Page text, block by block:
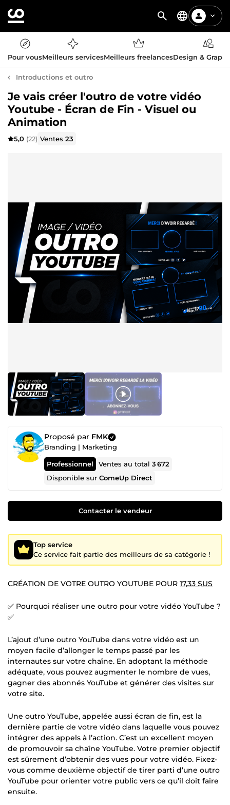
Pour vousMeilleurs servicesMeilleurs freelancesDesign &
Introductions et outro
Je vais créer l'outro de votre vidéo
Youtube - Écran de Fin - Visuel ou
Animation
5,0 (22) Ventes23
Proposé par FMK
Branding | Marketing
Professionnel Ventes au total3 672
Disponible surComeUp Direct
Contacter le vendeur
Top service
Ce service fait partie des meilleurs de sa catégorie !
CRÉATION DE VOTRE OUTRO YOUTUBE POUR 17,33 $US
✅ Pourquoi réaliser une outro pour votre vidéo YouTube ?
✅
L’ajout d’une outro YouTube dans votre vidéo est un
moyen facile d’allonger le temps passé par les
internautes sur votre chaîne. En adoptant la méthode
adéquate, vous pouvez augmenter le nombre de vues,
gagner des abonnés YouTube et générer des visites sur
votre site.
Une outro YouTube, appelée aussi écran de fin, est la
dernière partie de votre vidéo dans laquelle vous pouvez
intégrer des appels à l’action. C’est un excellent moyen
de promouvoir sa chaîne YouTube. Votre premier objectif
est sûrement d’obtenir des vues pour votre vidéo. Fixez-
vous comme deuxième objectif de tirer parti d’une outro
YouTube pour orienter votre public vers ce qu’il doit faire
ensuite.